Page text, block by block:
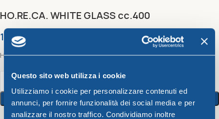
Questo sito web utilizza i cookie
Utilizziamo i cookie per personalizzare contenuti ed
annunci, per fornire funzionalità dei social media e per
analizzare il nostro traffico. Condividiamo inoltre
HO.RE.CA. WHITE GLASS cc.400
1,88€
HO.RE.CA. WHITE GLASS cc.400
Add To Cart